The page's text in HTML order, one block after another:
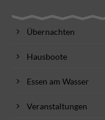
Übernachten
Hausboote
Essen am Wasser
Veranstaltungen